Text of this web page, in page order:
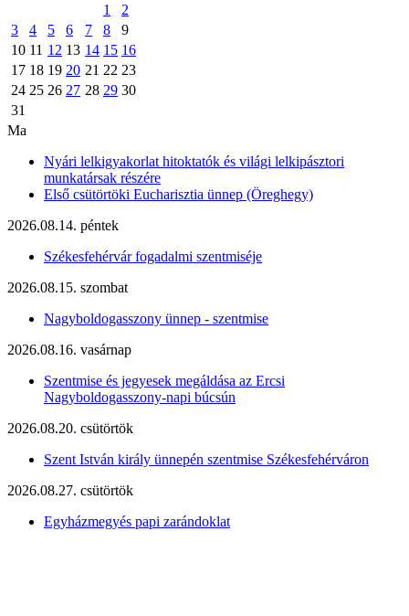
1
2
3
4 5 6 7 8
9
10 11 12 13 14 15 16
17 18 19 20 21 22 23
24 25 26 27 28 29 30
31
Ma
Nyári lelkigyakorlat hitoktatók és világi lelkipásztori
munkatársak részére
Első csütörtöki Eucharisztia ünnep (Öreghegy)
2026.08.14. péntek
Székesfehérvár fogadalmi szentmiséje
2026.08.15. szombat
Nagyboldogasszony ünnep - szentmise
2026.08.16. vasárnap
Szentmise és jegyesek megáldása az Ercsi
Nagyboldogasszony-napi búcsún
2026.08.20. csütörtök
Szent István király ünnepén szentmise Székesfehérváron
2026.08.27. csütörtök
Egyházmegyés papi zarándoklat